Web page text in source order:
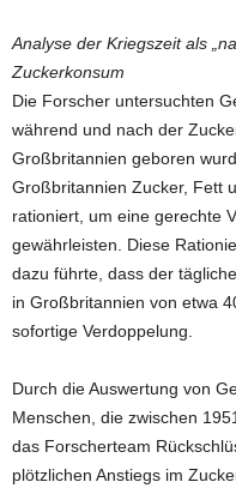
Analyse der Kriegszeit als
Zuckerkonsum
Die Forscher untersuchten
während und nach der
Großbritannien geboren
Großbritannien Zucker, Fett
rationiert, um eine gerechte
gewährleisten. Diese
dazu führte, dass der
in Großbritannien von etwa
sofortige Verdoppelung.
Durch die Auswertung von
Menschen, die zwischen
das Forscherteam
plötzlichen Anstiegs im